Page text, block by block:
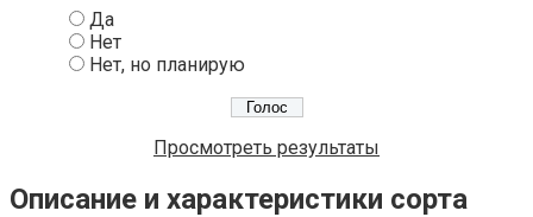
Да
Нет
Нет, но планирую
Просмотреть результаты
Описание и характеристики сорта